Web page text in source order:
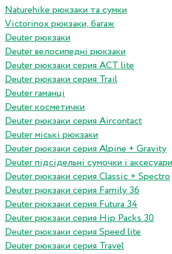
Naturehike рюкзаки та сумки
Victorinox рюкзаки, багаж
Deuter рюкзаки
Deuter велосипедні рюкзаки
Deuter рюкзаки серия ACT lite
Deuter рюкзаки серия Trail
Deuter гаманці
Deuter косметички
Deuter рюкзаки серия Aircontact
Deuter міські рюкзаки
Deuter рюкзаки серия Alpine + Gravity
Deuter підсідельні сумочки і аксесуари
Deuter рюкзаки серия Classic + Spectro
Deuter рюкзаки серия Family 36
Deuter рюкзаки серия Futura 34
Deuter рюкзаки серия Hip Packs 30
Deuter рюкзаки серия Speed lite
Deuter рюкзаки серия Travel